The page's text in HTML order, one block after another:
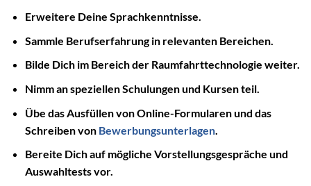
Erweitere Deine Sprachkenntnisse.
Sammle Berufserfahrung in relevanten Bereichen.
Bilde Dich im Bereich der Raumfahrttechnologie weiter.
Nimm an speziellen Schulungen und Kursen teil.
Übe das Ausfüllen von Online-Formularen und das
Schreiben von Bewerbungsunterlagen.
Bereite Dich auf mögliche Vorstellungsgespräche und
Auswahltests vor.